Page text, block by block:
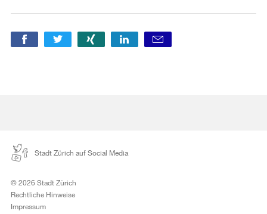
Stadt Zürich auf Social Media
© 2026 Stadt Zürich
Rechtliche Hinweise
Impressum